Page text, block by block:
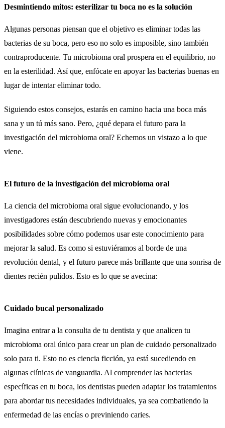
Desmintiendo mitos: esterilizar tu boca no es la solución
Algunas personas piensan que el objetivo es eliminar todas las
bacterias de su boca, pero eso no solo es imposible, sino también
contraproducente. Tu microbioma oral prospera en el equilibrio, no
en la esterilidad. Así que, enfócate en apoyar las bacterias buenas en
lugar de intentar eliminar todo.
Siguiendo estos consejos, estarás en camino hacia una boca más
sana y un tú más sano. Pero, ¿qué depara el futuro para la
investigación del microbioma oral? Echemos un vistazo a lo que
viene.
El futuro de la investigación del microbioma oral
La ciencia del microbioma oral sigue evolucionando, y los
investigadores están descubriendo nuevas y emocionantes
posibilidades sobre cómo podemos usar este conocimiento para
mejorar la salud. Es como si estuviéramos al borde de una
revolución dental, y el futuro parece más brillante que una sonrisa de
dientes recién pulidos. Esto es lo que se avecina:
Cuidado bucal personalizado
Imagina entrar a la consulta de tu dentista y que analicen tu
microbioma oral único para crear un plan de cuidado personalizado
solo para ti. Esto no es ciencia ficción, ya está sucediendo en
algunas clínicas de vanguardia. Al comprender las bacterias
específicas en tu boca, los dentistas pueden adaptar los tratamientos
para abordar tus necesidades individuales, ya sea combatiendo la
enfermedad de las encías o previniendo caries.